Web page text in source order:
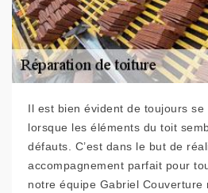
Il est bien évident de toujours
lorsque les éléments du toit
défauts. C’est dans le but de
accompagnement parfait pour
notre équipe Gabriel Couverture